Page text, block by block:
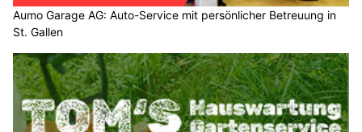
Aumo Garage AG: Auto-Service mit persönlicher Betreuung in
St. Gallen